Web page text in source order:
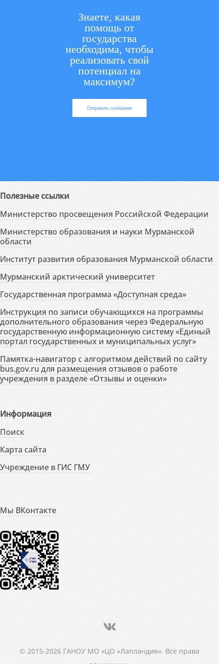
Знаете, какая
помощь от
государства
необходима, чтобы
реализовать свой
потенциал на
максимум?
Отправить сообщение
Полезные ссылки
Министерство просвещения Российской Федерации
Министерство образования и науки Мурманской
области
Институт развития образования Мурманской области
Мурманский арктический университет
Государственная программа «Доступная среда»
Инструкция по записи обучающихся на программы
дополнительного образования через Федеральную
государственную информационную систему «Единый
портал государственных и муниципальных услуг»
Памятка-навигатор с алгоритмом действий по сайту
bus.gov.ru для размещения отзывов о работе
учреждения в разделе «Отзывы и оценки»
Информация
Поиск
Карта сайта
Учреждение в ГИС ГМУ
Мы ВКонтакте
© 2015-2026 ГАНОУ МО «ЦО «Лапландия». Все права